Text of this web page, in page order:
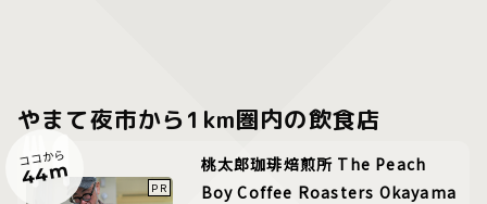
やまて夜市から1km圏内の飲食店
ココから
44m
桃太郎珈琲焙煎所 The Peach
Boy Coffee Roasters Okayama